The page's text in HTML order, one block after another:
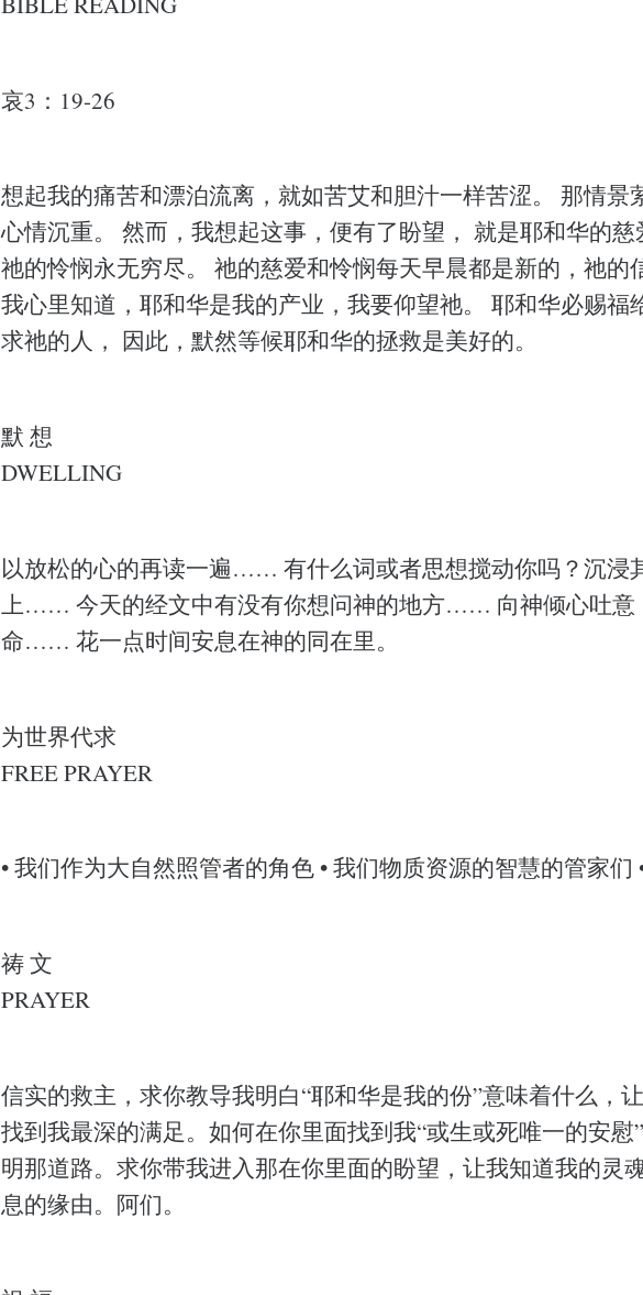
哀3：19-26
想起我的痛苦和漂泊流离，就如苦艾和胆汁一样苦涩。 那情景
心情沉重。 然而，我想起这事，便有了盼望， 就是耶和华的慈
祂的怜悯永无穷尽。 祂的慈爱和怜悯每天早晨都是新的，祂的
我心里知道，耶和华是我的产业，我要仰望祂。 耶和华必赐福
求祂的人， 因此，默然等候耶和华的拯救是美好的。
默 想
DWELLING
以放松的心的再读一遍…… 有什么词或者思想搅动你吗？沉浸
上…… 今天的经文中有没有你想问神的地方…… 向神倾心吐意
命…… 花一点时间安息在神的同在里。
为世界代求
FREE PRAYER
• 我们作为大自然照管者的角色 • 我们物质资源的智慧的管家们
祷 文
PRAYER
信实的救主，求你教导我明白“耶和华是我的份”意味着什么，
找到我最深的满足。如何在你里面找到我“或生或死唯一的安慰
明那道路。求你带我进入那在你里面的盼望，让我知道我的灵
息的缘由。阿们。